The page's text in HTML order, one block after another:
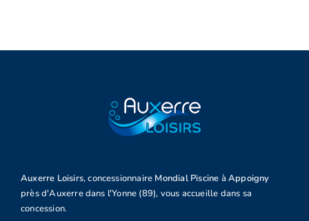
Auxerre Loisirs, concessionnaire Mondial Piscine à Appoigny
près d'Auxerre dans l'Yonne (89), vous accueille dans sa
concession.